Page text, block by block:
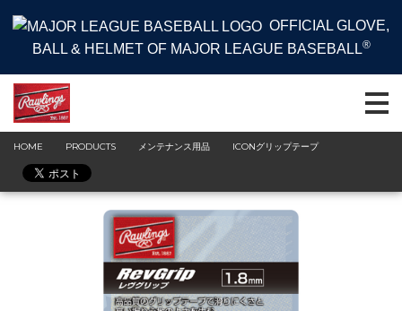
OFFICIAL GLOVE,
BALL & HELMET OF MAJOR LEAGUE BASEBALL®
HOME PRODUCTS メンテナンス用品 ICONグリップテープ